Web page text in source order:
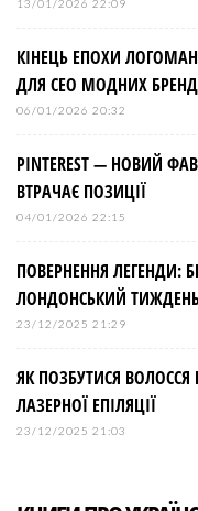
13/01/2026 22:09
КІНЕЦЬ ЕПОХИ
ДЛЯ СЕО МОДНИХ
06/01/2026 20:32
PINTEREST — НОВИЙ
ВТРАЧАЄ ПОЗИЦІЇ
04/01/2026 22:15
ПОВЕРНЕННЯ ЛЕГЕНДИ:
ЛОНДОНСЬКИЙ
23/12/2025 21:29
ЯК ПОЗБУТИСЯ
ЛАЗЕРНОЇ ЕПІЛЯЦІЇ
23/12/2025 21:03